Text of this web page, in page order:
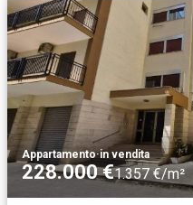
Appartamento·in vendita
228.000 €1.357 €/m²